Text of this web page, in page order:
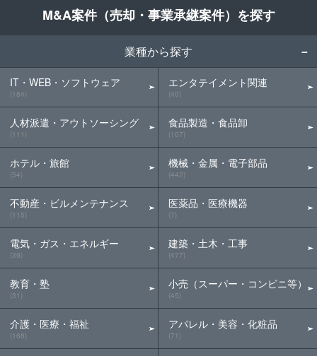
M&A案件（売却・事業承継案件）を探す
業種から探す
IT・WEB・ソフトウェア
(184)
人材派遣・アウトソーシング
(111)
ホテル・旅館
(54)
不動産・ビルメンテナンス
(115)
電気・ガス・エネルギー
(39)
教育・塾
(31)
介護・医療・福祉
(168)
エンタテイメント関連
(40)
食品製造・食品卸
(107)
機械・金属・電子部品
(442)
医薬品・医療機器
(7)
建築・土木・工事
(477)
小売（スーパー・コンビニ等）
(45)
アパレル・美容・化粧品
(71)